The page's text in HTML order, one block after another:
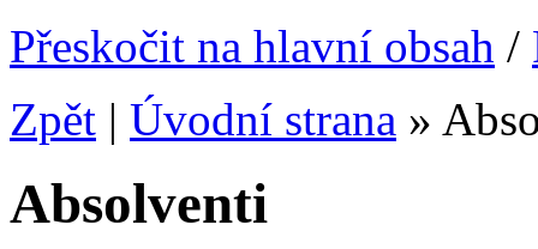
Přeskočit na hlavní obsah /
Zpět | Úvodní strana »
Absolventi